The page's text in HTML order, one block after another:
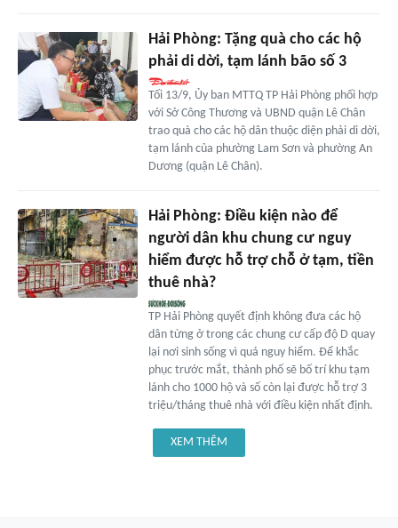
Hải Phòng: Tặng quà cho các hộ
phải di dời, tạm lánh bão số 3
Tối 13/9, Ủy ban MTTQ TP Hải Phòng phối hợp
với Sở Công Thương và UBND quận Lê Chân
trao quà cho các hộ dân thuộc diện phải di dời,
tạm lánh của phường Lam Sơn và phường An
Dương (quận Lê Chân).
Hải Phòng: Điều kiện nào để
người dân khu chung cư nguy
hiểm được hỗ trợ chỗ ở tạm, tiền
thuê nhà?
TP Hải Phòng quyết định không đưa các hộ
dân từng ở trong các chung cư cấp độ D quay
lại nơi sinh sống vì quá nguy hiểm. Để khắc
phục trước mắt, thành phố sẽ bố trí khu tạm
lánh cho 1000 hộ và số còn lại được hỗ trợ 3
triệu/tháng thuê nhà với điều kiện nhất định.
XEM THÊM